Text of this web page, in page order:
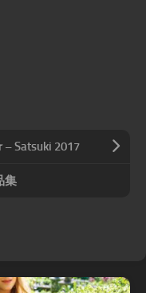
– Satsuki 2017
集